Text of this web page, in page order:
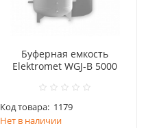
Буферная емкость
Elektromet WGJ-B 5000
Код товара: 1179
Нет в наличии